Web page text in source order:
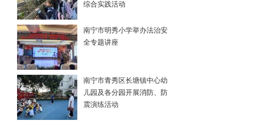
综合实践活动
南宁市明秀小学举办法治安
全专题讲座
南宁市青秀区长塘镇中心幼
儿园及各分园开展消防、防
震演练活动